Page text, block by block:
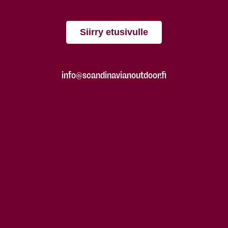
Siirry etusivulle
info@scandinavianoutdoor.fi